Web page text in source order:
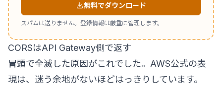
無料でダウンロード
スパムは送りません。登録情報は厳重に管理します。
CORSはAPI Gateway側で返す
冒頭で全滅した原因がこれでした。AWS公式の表
現は、迷う余地がないほどはっきりしています。